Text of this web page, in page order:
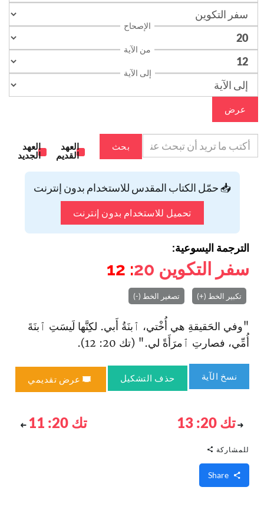
الإصحاح
من الآية
إلى الآية
عرض
بحث
العهد
القديم
العهد
الجديد
📥 حمّل الكتاب المقدس للاستخدام بدون إنترنت
تحميل للاستخدام بدون إنترنت
الترجمة اليسوعية:
سفر التكوين 20
: 12
تكبير الخط (+) تصغير الخط (-)
"وفي الحَقيقةِ هي أُخْتي، ٱبنَةُ أَبي. لكِنَّها لَيسَتِ ٱبنَةَ
أُمِّي، فصارتِ ٱمرَأَةً لي." (تك 20: 12).
نسخ الآية حذف التشكيل عرض تقديمي
تك 20: 13 تك 20: 11
للمشاركة